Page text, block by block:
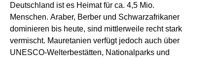
Deutschland ist es Heimat für ca. 4,5 Mio.
Menschen. Araber, Berber und Schwarzafrikaner
dominieren bis heute, sind mittlerweile rechtstark
vermischt. Mauretanien verfügt jedoch auch über
UNESCO-Welterbestätten, Nationalparks und